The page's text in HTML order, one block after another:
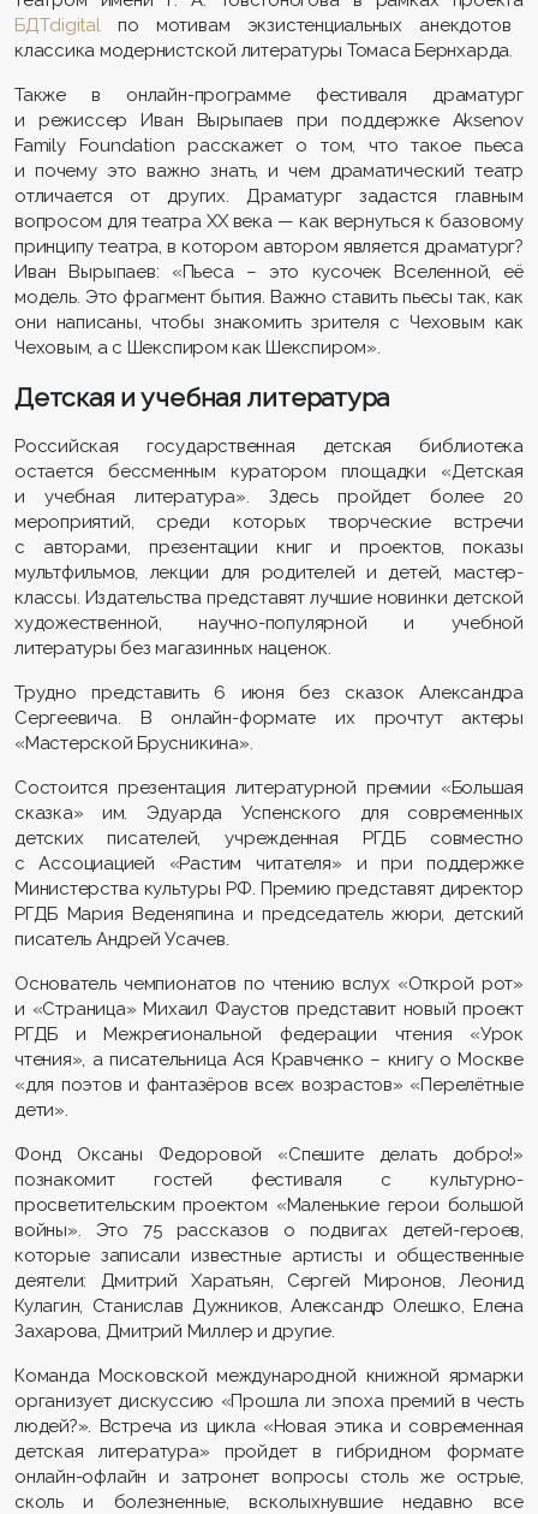
БДТdigitalпо мотивам экзистенциальных анекдотов
классика модернистской литературы Томаса Бернхарда.
Также в онлайн-программе фестиваля драматург
и режиссер Иван Вырыпаев при поддержке Aksenov
Family Foundation расскажет о том, что такое пьеса
и почему это важно знать, и чем драматический театр
отличается от других. Драматург задастся главным
вопросом для театра XX века — как вернуться к базовому
принципу театра, в котором автором является драматург?
Иван Вырыпаев: «Пьеса – это кусочек Вселенной, её
модель. Это фрагмент бытия. Важно ставить пьесы так, как
они написаны, чтобы знакомить зрителя с Чеховым как
Чеховым, а с Шекспиром как Шекспиром».
Детская и учебная литература
Российская государственная детская библиотека
остается бессменным куратором площадки «Детская
и учебная литература». Здесь пройдет более 20
мероприятий, среди которых творческие встречи
с авторами, презентации книг и проектов, показы
мультфильмов, лекции для родителей и детей, мастер-
классы. Издательства представят лучшие новинки детской
художественной, научно-популярной и учебной
литературы без магазинных наценок.
Трудно представить 6 июня без сказок Александра
Сергеевича. В онлайн-формате их прочтут актеры
«Мастерской Брусникина».
Состоится презентация литературной премии «Большая
сказка» им. Эдуарда Успенского для современных
детских писателей, учрежденная РГДБ совместно
с Ассоциацией «Растим читателя» и при поддержке
Министерства культуры РФ. Премию представят директор
РГДБ Мария Веденяпина и председатель жюри, детский
писатель Андрей Усачев.
Основатель чемпионатов по чтению вслух «Открой рот»
и «Страница» Михаил Фаустов представит новый проект
РГДБ и Межрегиональной федерации чтения «Урок
чтения», а писательница Ася Кравченко – книгу о Москве
«для поэтов и фантазёров всех возрастов» «Перелётные
дети».
Фонд Оксаны Федоровой «Спешите делать добро!»
познакомит гостей фестиваля с культурно-
просветительским проектом «Маленькие герои большой
войны». Это 75 рассказов о подвигах детей-героев,
которые записали известные артисты и общественные
деятели: Дмитрий Харатьян, Сергей Миронов, Леонид
Кулагин, Станислав Дужников, Александр Олешко, Елена
Захарова, Дмитрий Миллер и другие.
Команда Московской международной книжной ярмарки
организует дискуссию «Прошла ли эпоха премий в честь
людей?». Встреча из цикла «Новая этика и современная
детская литература» пройдет в гибридном формате
онлайн-офлайн и затронет вопросы столь же острые,
сколь и болезненные, всколыхнувшие недавно все